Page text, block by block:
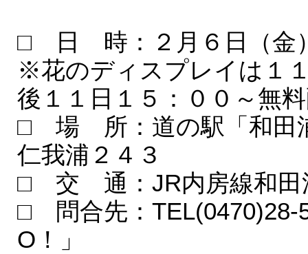
□ 日 時：２月６日（金
※花のディスプレイは１
後１１日１５：００～無
□ 場 所：道の駅「和田
仁我浦２４３
□ 交 通：JR内房線和田
□ 問合先：TEL(0470)28-
O！」